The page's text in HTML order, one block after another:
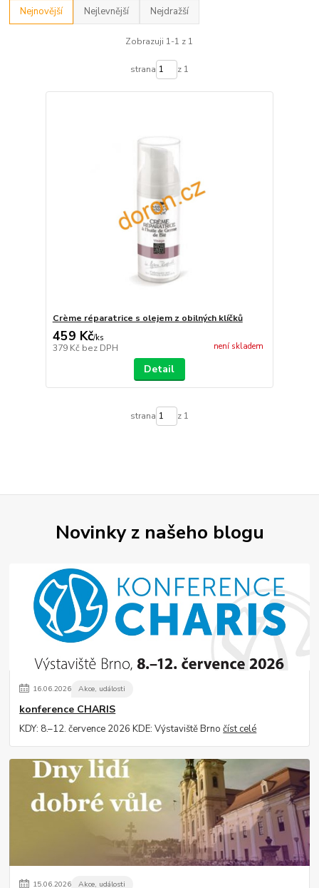
Nejnovější Nejlevnější Nejdražší
Zobrazuji 1-1 z 1
strana z 1
Crème réparatrice s olejem z obilných klíčků
459 Kč/ks
379 Kč bez DPH není skladem
Detail
strana z 1
Novinky z našeho blogu
16.06.2026 Akce, události
konference CHARIS
KDY: 8.–12. července 2026 KDE: Výstaviště Brnočíst celé
15.06.2026 Akce, události